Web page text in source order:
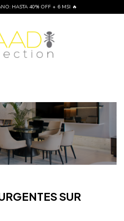
HASTA 40% OFF + 6 MSI 🔥
SUR